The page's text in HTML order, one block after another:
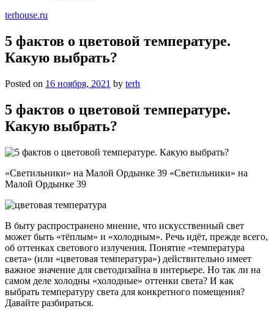
terhouse.ru
5 фактов о цветовой температуре.
Какую выбрать?
Posted on 16 ноября, 2021 by terh
5 фактов о цветовой температуре.
Какую выбрать?
«Светильники» на Малой Ордынке 39 «Светильники» на
Малой Ордынке 39
В быту распространено мнение, что искусственный свет
может быть «тёплым» и «холодным». Речь идёт, прежде всего,
об оттенках светового излучения. Понятие «температура
света» (или «цветовая температура») действительно имеет
важное значение для светодизайна в интерьере. Но так ли на
самом деле холодны «холодные» оттенки света? И как
выбрать температуру света для конкретного помещения?
Давайте разбираться.